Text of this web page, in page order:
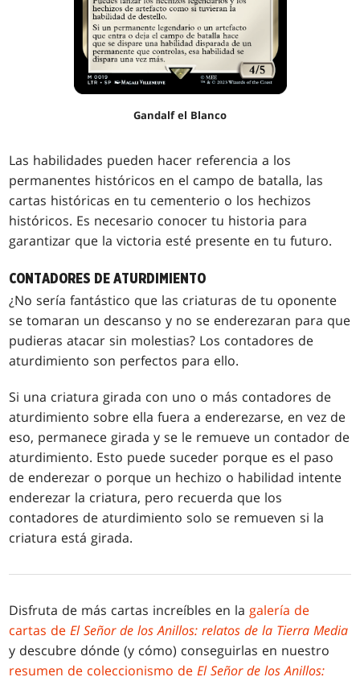
Gandalf el Blanco
Las habilidades pueden hacer referencia a los
permanentes históricos en el campo de batalla, las
cartas históricas en tu cementerio o los hechizos
históricos. Es necesario conocer tu historia para
garantizar que la victoria esté presente en tu futuro.
CONTADORES DE ATURDIMIENTO
¿No sería fantástico que las criaturas de tu oponente
se tomaran un descanso y no se enderezaran para que
pudieras atacar sin molestias? Los contadores de
aturdimiento son perfectos para ello.
Si una criatura girada con uno o más contadores de
aturdimiento sobre ella fuera a enderezarse, en vez de
eso, permanece girada y se le remueve un contador de
aturdimiento. Esto puede suceder porque es el paso
de enderezar o porque un hechizo o habilidad intente
enderezar la criatura, pero recuerda que los
contadores de aturdimiento solo se remueven si la
criatura está girada.
Disfruta de más cartas increíbles en la galería de
cartas deEl Señor de los Anillos: relatos de la Tierra Media
y descubre dónde (y cómo) conseguirlas en nuestro
resumen de coleccionismo deEl Señor de los Anillos: